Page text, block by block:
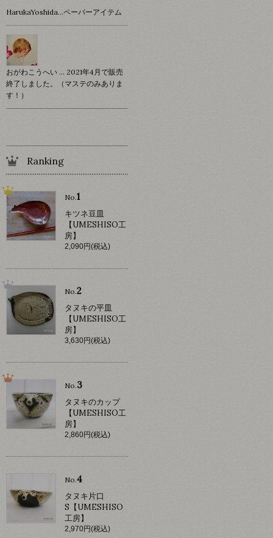
HarukaYoshida…ペーパーアイテム
おがわこうへい … 2021年4月で販売
終了しました。（マステのみありま
す！）
Ranking
No.1
キツネ豆皿
【UMESHISO工
房】
2,090円(税込)
No.2
タヌキの平皿
【UMESHISO工
房】
3,630円(税込)
No.3
タヌキのカップ
【UMESHISO工
房】
2,860円(税込)
No.4
タヌキ片口
S【UMESHISO
工房】
2,970円(税込)